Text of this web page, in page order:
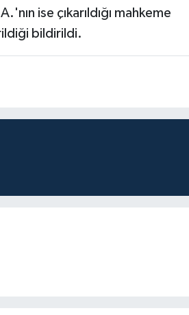
ise çıkarıldığı mahkeme
bildirildi.